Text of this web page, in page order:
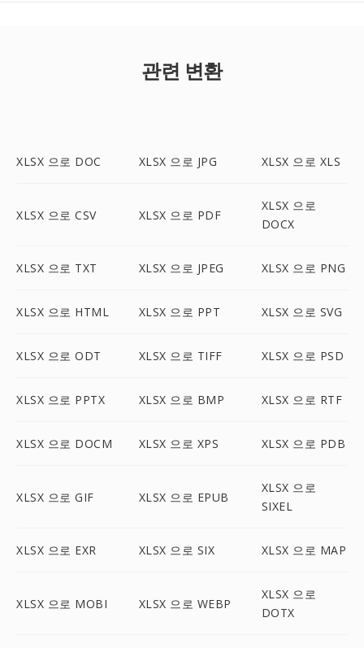
관련 변환
XLSX 으로 DOC XLSX 으로 JPG XLSX 으로 XLS
XLSX 으로 CSV XLSX 으로 PDF
XLSX 으로
DOCX
XLSX 으로 TXT XLSX 으로 JPEG XLSX 으로 PNG
XLSX 으로 HTML XLSX 으로 PPT XLSX 으로 SVG
XLSX 으로 ODT XLSX 으로 TIFF XLSX 으로 PSD
XLSX 으로 PPTX XLSX 으로 BMP XLSX 으로 RTF
XLSX 으로 DOCM XLSX 으로 XPS XLSX 으로 PDB
XLSX 으로 GIF XLSX 으로 EPUB
XLSX 으로
SIXEL
XLSX 으로 EXR XLSX 으로 SIX XLSX 으로 MAP
XLSX 으로 MOBI XLSX 으로 WEBP
XLSX 으로
DOTX